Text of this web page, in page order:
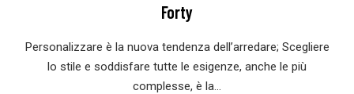
Forty
Personalizzare è la nuova tendenza dell’arredare; Scegliere
lo stile e soddisfare tutte le esigenze, anche le più
complesse, è la…